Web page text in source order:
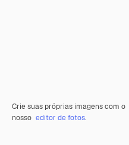
Crie suas próprias imagens com o
nosso editor de fotos.